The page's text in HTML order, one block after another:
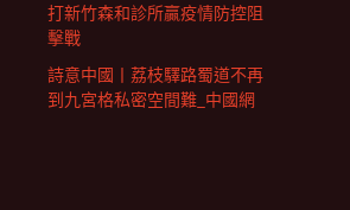
打新竹森和診所贏疫情防控阻
擊戰
詩意中國丨荔枝驛路蜀道不再
到九宮格私密空間難_中國網